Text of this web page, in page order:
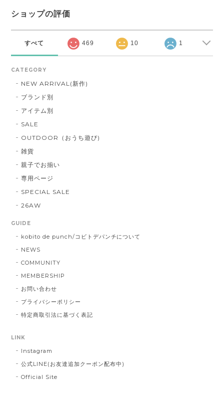
ショップの評価
すべて 469 10 1
CATEGORY
NEW ARRIVAL(新作)
ブランド別
アイテム別
SALE
OUTDOOR（おうち遊び)
雑貨
親子でお揃い
専用ページ
SPECIAL SALE
26AW
GUIDE
kobito de punch/コビトデパンチについて
NEWS
COMMUNITY
MEMBERSHIP
お問い合わせ
プライバシーポリシー
特定商取引法に基づく表記
LINK
Instagram
公式LINE(お友達追加クーポン配布中)
Official Site